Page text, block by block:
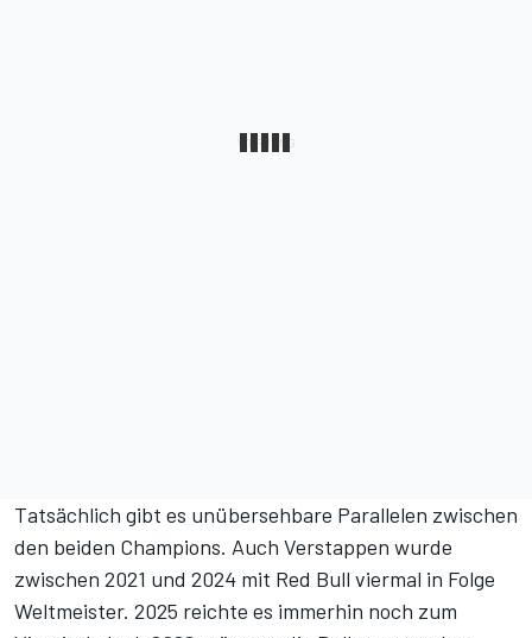
Tatsächlich gibt es unübersehbare Parallelen zwischen
den beiden Champions. Auch Verstappen wurde
zwischen 2021 und 2024 mit Red Bull viermal in Folge
Weltmeister. 2025 reichte es immerhin noch zum